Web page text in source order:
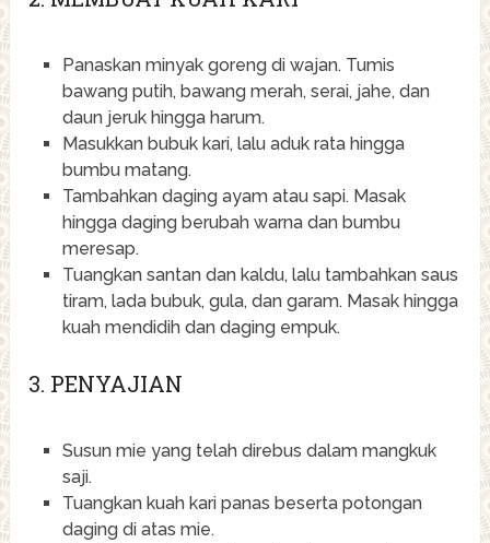
Panaskan minyak goreng di wajan. Tumis
bawang putih, bawang merah, serai, jahe, dan
daun jeruk hingga harum.
Masukkan bubuk kari, lalu aduk rata hingga
bumbu matang.
Tambahkan daging ayam atau sapi. Masak
hingga daging berubah warna dan bumbu
meresap.
Tuangkan santan dan kaldu, lalu tambahkan saus
tiram, lada bubuk, gula, dan garam. Masak hingga
kuah mendidih dan daging empuk.
3. PENYAJIAN
Susun mie yang telah direbus dalam mangkuk
saji.
Tuangkan kuah kari panas beserta potongan
daging di atas mie.